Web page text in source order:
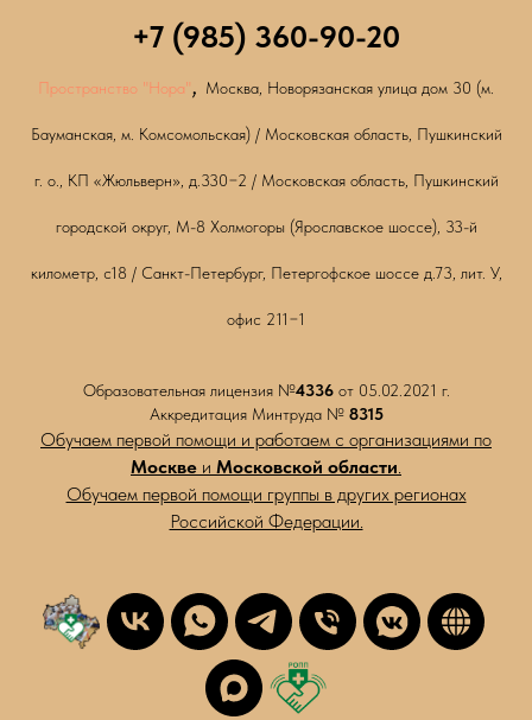
+7 (985) 360-90-20
Пространство "Нора", Москва, Новорязанская улица дом 30 (м.
Бауманская, м. Комсомольская) / Московская область, Пушкинский
г. о., КП «Жюльверн», д.330−2 / Московская область, Пушкинский
городской округ, М-8 Холмогоры (Ярославское шоссе), 33-й
километр, с18 / Санкт-Петербург, Петергофское шоссе д.73, лит. У,
офис 211−1
Образовательная лицензия №4336от 05.02.2021 г.
Аккредитация Минтруда №8315
Обучаем первой помощи и работаем с организациями по
Москве и Московской области.
Обучаем первой помощи группы в других регионах
Российской Федерации.